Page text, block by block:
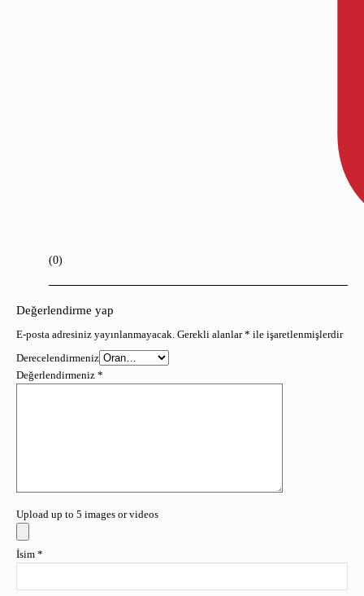
(0)
Değerlendirme yap
E-posta adresiniz yayınlanmayacak. Gerekli alanlar* ile işaretlenmişlerdir
Derecelendirmeniz
Değerlendirmeniz *
Upload up to 5 images or videos
İsim *